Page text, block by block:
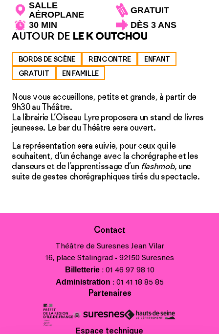
SALLE
AÉROPLANE
GRATUIT
30 MIN
DÈS 3 ANS
AUTOUR DE LE K OUTCHOU
BORDS DE SCÈNE RENCONTRE
ENFANT
GRATUIT
EN FAMILLE
Nous vous accueillons, petits et grands, à partir de
9h30 au Théâtre.
La librairie L’Oiseau Lyre proposera un stand de livres
jeunesse. Le bar du Théâtre sera ouvert.
La représentation sera suivie, pour ceux qui le
souhaitent, d’un échange avec la chorégraphe et les
danseurs et de l’apprentissage d’un flashmob, une
suite de gestes chorégraphiques tirés du spectacle.
Contact
Théâtre de Suresnes Jean Vilar
16, place Stalingrad • 92150 Suresnes
Billetterie: 01 46 97 98 10
Administration : 01 41 18 85 85
Partenaires
Espace technique